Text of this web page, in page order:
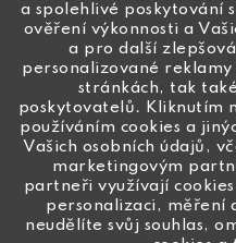
a spolehlivé poskytování
ověření výkonnosti a
a pro další
personalizované
stránkách, tak
poskytovatelů. Kliknutím
používáním cookies a
Vašich osobních údajů,
marketingovým
partneři využívají
personalizaci, měření
neudělíte svůj souhlas,
info@ceske-
+420 774 444 191